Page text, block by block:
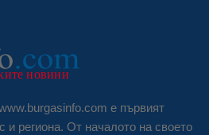
е първият
и региона. От началото на своето